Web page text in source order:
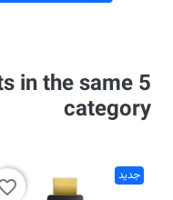
in the same
category
جدید